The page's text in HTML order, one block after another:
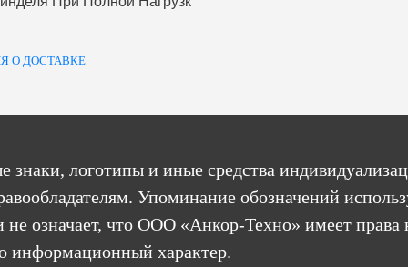
О ДОСТАВКЕ
знаки, логотипы и иные средства
Упоминание обозначений
не означает, что ООО «Анкор-Техно» имеет
информационный характер.